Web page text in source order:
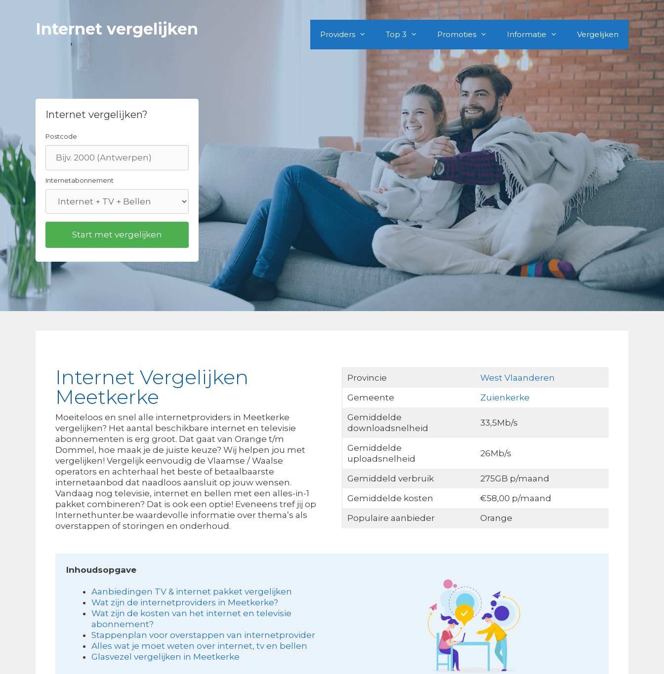
Internet vergelijken Providers Top 3 Promoties Informatie Vergelijken
Internet vergelijken?
Postcode
Internetabonnement
Internet Vergelijken
Meetkerke
Moeiteloos en snel alle internetproviders in Meetkerke
vergelijken? Het aantal beschikbare internet en televisie
abonnementen is erg groot. Dat gaat van Orange t/m
Dommel, hoe maak je de juiste keuze? Wij helpen jou met
vergelijken! Vergelijk eenvoudig de Vlaamse / Waalse
operators en achterhaal het beste of betaalbaarste
internetaanbod dat naadloos aansluit op jouw wensen.
Vandaag nog televisie, internet en bellen met een alles-in-1
pakket combineren? Dat is ook een optie! Eveneens tref jij op
Internethunter.be waardevolle informatie over thema’s als
overstappen of storingen en onderhoud.
Provincie
West Vlaanderen
Gemeente
Zuienkerke
Gemiddelde
downloadsnelheid
33,5Mb/s
Gemiddelde
uploadsnelheid
26Mb/s
Gemiddeld verbruik
275GB p/maand
Gemiddelde kosten
€58,00 p/maand
Populaire aanbieder
Orange
Inhoudsopgave
Aanbiedingen TV & internet pakket vergelijken
Wat zijn de internetproviders in Meetkerke?
Wat zijn de kosten van het internet en televisie
abonnement?
Stappenplan voor overstappen van internetprovider
Alles wat je moet weten over internet, tv en bellen
Glasvezel vergelijken in Meetkerke